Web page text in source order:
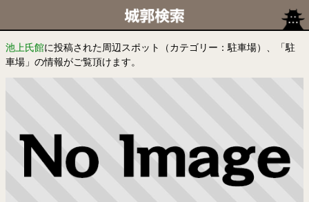
池上氏館に投稿された周辺スポット（カテゴリー：駐車場）、「駐
車場」の情報がご覧頂けます。